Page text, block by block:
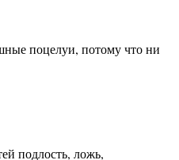
поцелуи, потому что ни
подлость, ложь,